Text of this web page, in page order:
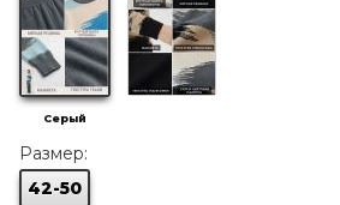
Серый
Размер:
42-50